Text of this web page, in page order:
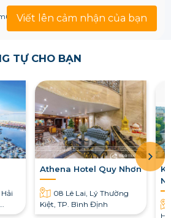
Viết lên cảm nhận của bạn
này!
TỰ CHO BẠN
Athena Hotel Quy Nhơn
08 Lê Lai, Lý Thường
Kiệt, TP. Bình Định